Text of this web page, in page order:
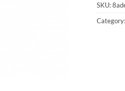
SKU:
Category: